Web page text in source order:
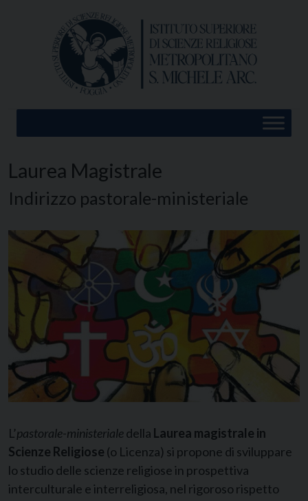
Laurea Magistrale
Indirizzo pastorale-ministeriale
L’pastorale-ministerialedella Laurea magistrale in
Scienze Religiose (o Licenza) si propone di sviluppare
lo studio delle scienze religiose in prospettiva
interculturale e interreligiosa, nel rigoroso rispetto